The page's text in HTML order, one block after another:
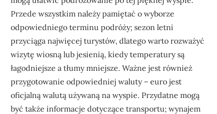
Przede wszystkim należy pamiętać o wyborze
odpowiedniego terminu podróży; sezon letni
przyciąga najwięcej turystów, dlatego warto rozważyć
wizytę wiosną lub jesienią, kiedy temperatury są
łagodniejsze a tłumy mniejsze. Ważne jest również
przygotowanie odpowiedniej waluty – euro jest
oficjalną walutą używaną na wyspie. Przydatne mogą
być także informacje dotyczące transportu; wynajem